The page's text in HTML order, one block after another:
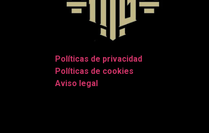
Políticas de privacidad
Políticas de cookies
Aviso legal